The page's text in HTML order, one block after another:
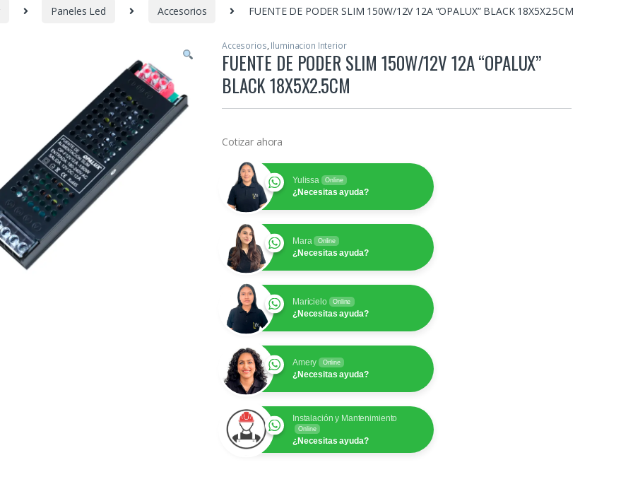
Paneles Led Accesorios FUENTE DE PODER SLIM 150W/12V 12A “OPALUX” BLACK 18X5X2.5CM
Accesorios, Iluminacion Interior
FUENTE DE PODER SLIM 150W/12V 12A “OPALUX”
BLACK 18X5X2.5CM
Cotizar ahora
Yulissa Online
¿Necesitas ayuda?
Mara Online
¿Necesitas ayuda?
Maricielo Online
¿Necesitas ayuda?
Amery Online
¿Necesitas ayuda?
Instalación y Mantenimiento
Online
¿Necesitas ayuda?